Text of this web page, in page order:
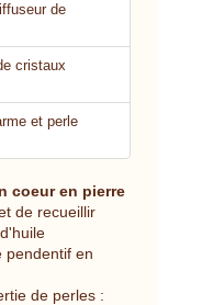
de
cristaux
et perle
coeur en pierre
de recueillir
pendentif en
de perles :